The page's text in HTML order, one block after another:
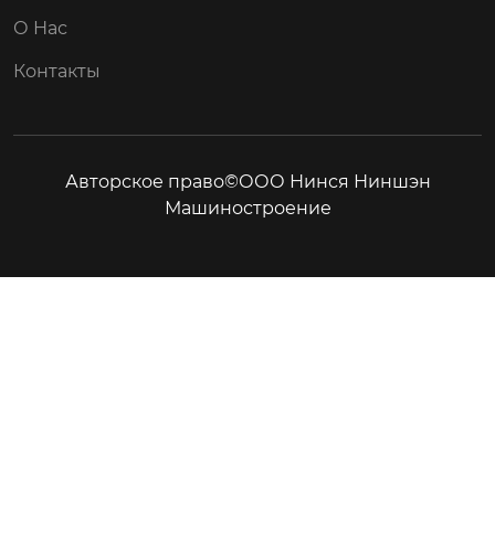
О Нас
Контакты
Авторское право©ООО Нинся Ниншэн
Машиностроение